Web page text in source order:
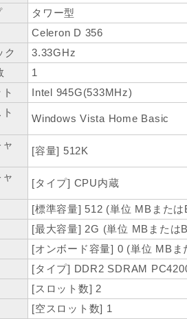
タワー型
Celeron D 356
ク
3.33GHz
1
Intel 945G(533MHz)
Windows Vista Home Basic
[容量] 512K
[タイプ] CPU内蔵
[標準容量] 512 (単位 MBまたは
[最大容量] 2G (単位 MBまたは
[オンボード容量] 0 (単位 MBま
[タイプ] DDR2 SDRAM
[スロット数] 2
[空スロット数] 1